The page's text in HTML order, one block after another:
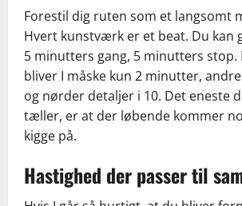
Forestil dig ruten som et langsomt
Hvert kunstværk er et beat. Du kan
5 minutters gang, 5 minutters stop.
bliver I måske kun 2 minutter,
og nørder detaljer i 10. Det eneste
tæller, er at der løbende kommer
kigge på.
Hastighed der passer til